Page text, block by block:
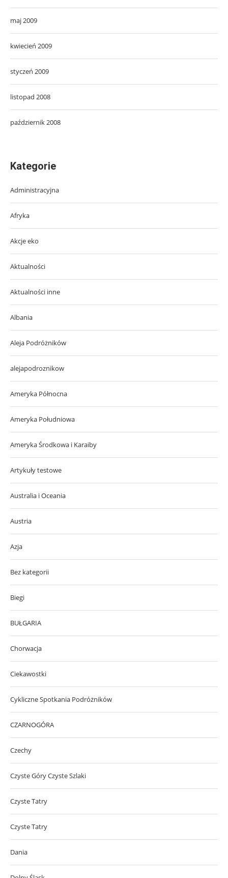
maj 2009
kwiecień 2009
styczeń 2009
listopad 2008
październik 2008
Kategorie
Administracyjna
Afryka
Akcje eko
Aktualności
Aktualności inne
Albania
Aleja Podróżników
alejapodroznikow
Ameryka Północna
Ameryka Południowa
Ameryka Środkowa i Karaiby
Artykuły testowe
Australia i Oceania
Austria
Azja
Bez kategorii
Biegi
BUŁGARIA
Chorwacja
Ciekawostki
Cykliczne Spotkania Podróżników
CZARNOGÓRA
Czechy
Czyste Góry Czyste Szlaki
Czyste Tatry
Czyste Tatry
Dania